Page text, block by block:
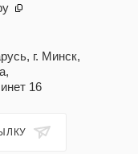
г. Минск,
16